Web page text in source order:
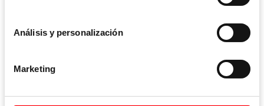
Análisis y personalización
Marketing
Danmark